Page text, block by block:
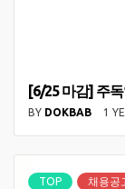
[6/25 마감] 주
BY DOKBAB 1
TOP 채용공